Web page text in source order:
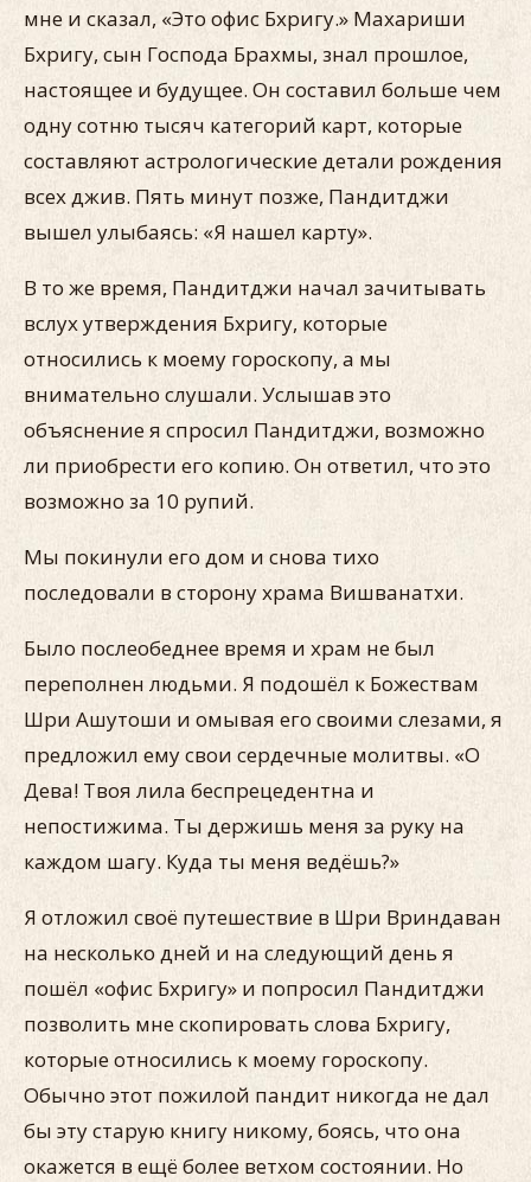
мне и сказал, «Это офис Бхригу.» Махариши
Бхригу, сын Господа Брахмы, знал прошлое,
настоящее и будущее. Он составил больше чем
одну сотню тысяч категорий карт, которые
составляют астрологические детали рождения
всех джив. Пять минут позже, Пандитджи
вышел улыбаясь: «Я нашел карту».
В то же время, Пандитджи начал зачитывать
вслух утверждения Бхригу, которые
относились к моему гороскопу, а мы
внимательно слушали. Услышав это
объяснение я спросил Пандитджи, возможно
ли приобрести его копию. Он ответил, что это
возможно за 10 рупий.
Мы покинули его дом и снова тихо
последовали в сторону храма Вишванатхи.
Было послеобеднее время и храм не был
переполнен людьми. Я подошёл к Божествам
Шри Ашутоши и омывая его своими слезами, я
предложил ему свои сердечные молитвы. «О
Дева! Твоя лила беспрецедентна и
непостижима. Ты держишь меня за руку на
каждом шагу. Куда ты меня ведёшь?»
Я отложил своё путешествие в Шри Вриндаван
на несколько дней и на следующий день я
пошёл «офис Бхригу» и попросил Пандитджи
позволить мне скопировать слова Бхригу,
которые относились к моему гороскопу.
Обычно этот пожилой пандит никогда не дал
бы эту старую книгу никому, боясь, что она
окажется в ещё более ветхом состоянии. Но